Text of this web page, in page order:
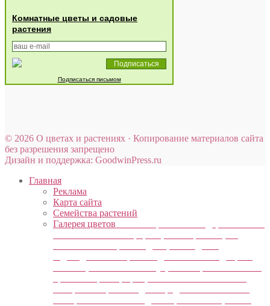
Комнатные цветы и садовые
растения
Подписаться письмом
© 2026 О цветах и растениях · Копирование материалов сайта
без разрешения запрещено
Дизайн и поддержка: GoodwinPress.ru
Главная
Реклама
Карта сайта
Семейства растений
Галерея цветов